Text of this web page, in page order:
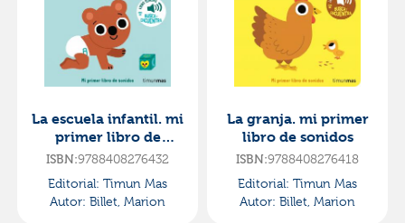
La escuela infantil. mi
primer libro de
sonidos
ISBN:9788408276432
Editorial: Timun Mas
Autor: Billet, Marion
La granja. mi primer
libro de sonidos
ISBN:9788408276418
Editorial: Timun Mas
Autor: Billet, Marion